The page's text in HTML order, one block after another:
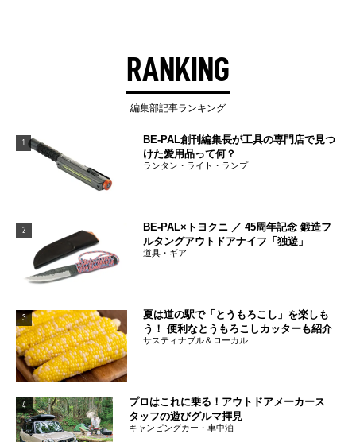
RANKING
編集部記事ランキング
1
BE-PAL創刊編集長が工具の専門店で見つ
けた愛用品って何？
ランタン・ライト・ランプ
2
BE-PAL×トヨクニ ／ 45周年記念 鍛造フ
ルタングアウトドアナイフ「独遊」
道具・ギア
3
夏は道の駅で「とうもろこし」を楽しも
う！ 便利なとうもろこしカッターも紹介
サスティナブル＆ローカル
4
プロはこれに乗る！アウトドアメーカース
タッフの遊びグルマ拝見
キャンピングカー・車中泊